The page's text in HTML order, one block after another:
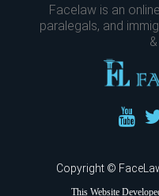
Facelaw is an
paralegals, and
Copyright ©
This Website